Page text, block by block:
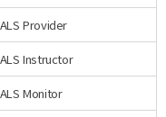
Provider
Instructor
Monitor